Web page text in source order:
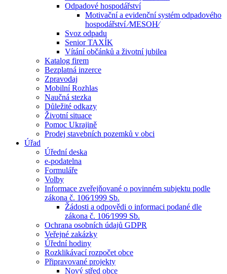
Odpadové hospodářství
Motivační a evidenční systém odpadového
hospodářství ⁄MESOH⁄
Svoz odpadu
Senior TAXÍK
Vítání občánků a životní jubilea
Katalog firem
Bezplatná inzerce
Zpravodaj
Mobilní Rozhlas
Naučná stezka
Důležité odkazy
Životní situace
Pomoc Ukrajině
Prodej stavebních pozemků v obci
Úřad
Úřední deska
e-podatelna
Formuláře
Volby
Informace zveřejňované o povinném subjektu podle
zákona č. 106⁄1999 Sb.
Žádosti a odpovědi o informaci podané dle
zákona č. 106⁄1999 Sb.
Ochrana osobních údajů GDPR
Veřejné zakázky
Úřední hodiny
Rozklikávací rozpočet obce
Připravované projekty
Nový střed obce